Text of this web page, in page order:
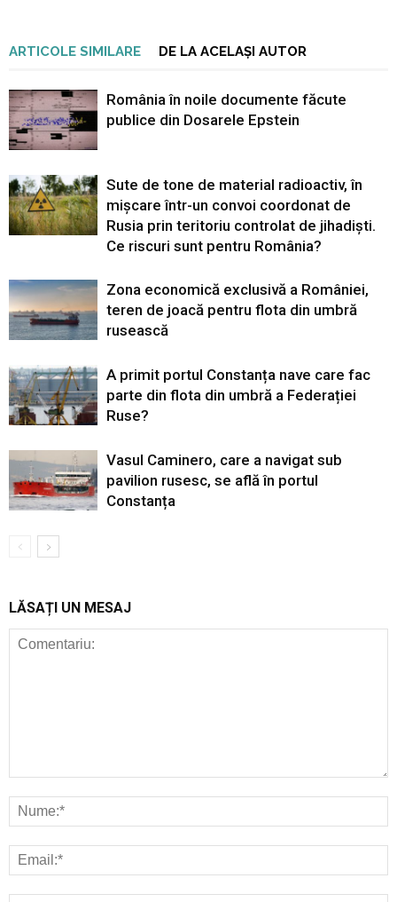
ARTICOLE SIMILARE DE LA ACELAȘI AUTOR
România în noile documente făcute
publice din Dosarele Epstein
Sute de tone de material radioactiv, în
mișcare într-un convoi coordonat de
Rusia prin teritoriu controlat de jihadiști.
Ce riscuri sunt pentru România?
Zona economică exclusivă a României,
teren de joacă pentru flota din umbră
rusească
A primit portul Constanța nave care fac
parte din flota din umbră a Federației
Ruse?
Vasul Caminero, care a navigat sub
pavilion rusesc, se află în portul
Constanța
LĂSAȚI UN MESAJ